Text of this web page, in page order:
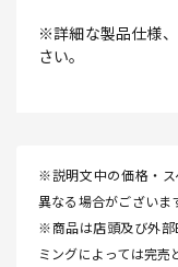
※詳細な製品仕様
さい。
※説明文中の価格・
異なる場合がございま
※商品は店頭及び外部
ミングによっては完売